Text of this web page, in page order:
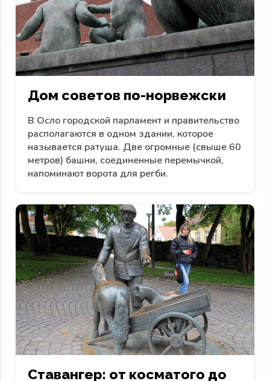
Дом советов по-норвежски
В Осло городской парламент и правительство
располагаются в одном здании, которое
называется ратуша. Две огромные (свыше 60
метров) башни, соединенные перемычкой,
напоминают ворота для регби.
Ставангер: от косматого до